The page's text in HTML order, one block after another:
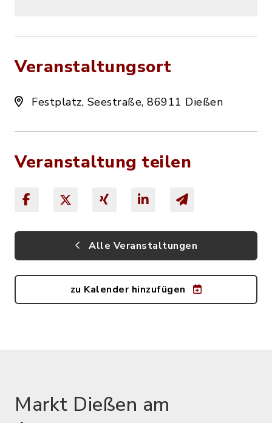
Veranstaltungsort
Festplatz, Seestraße, 86911 Dießen
Veranstaltung teilen
Alle Veranstaltungen
zu Kalender hinzufügen
Markt Dießen am